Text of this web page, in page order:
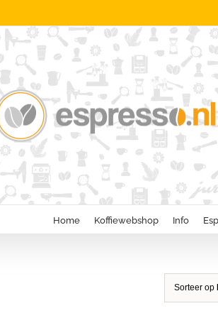
Home Koffiewebshop Info
Sorteer op